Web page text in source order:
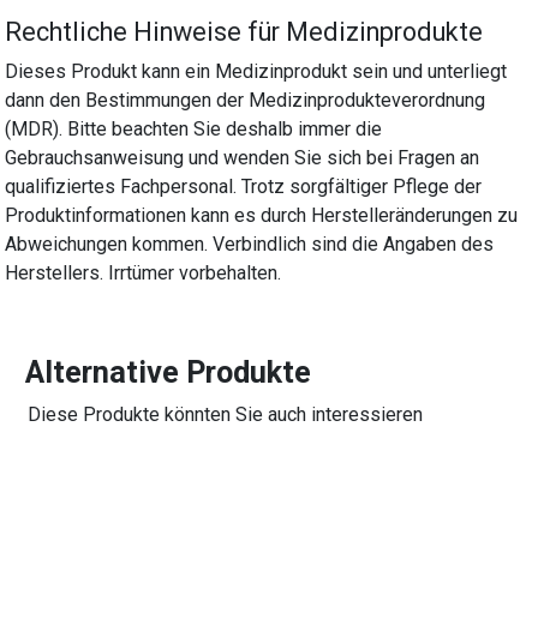
Rechtliche Hinweise für Medizinprodukte
Dieses Produkt kann ein Medizinprodukt sein und unterliegt
dann den Bestimmungen der Medizinprodukteverordnung
(MDR). Bitte beachten Sie deshalb immer die
Gebrauchsanweisung und wenden Sie sich bei Fragen an
qualifiziertes Fachpersonal. Trotz sorgfältiger Pflege der
Produktinformationen kann es durch Herstelleränderungen zu
Abweichungen kommen. Verbindlich sind die Angaben des
Herstellers. Irrtümer vorbehalten.
Alternative Produkte
Diese Produkte könnten Sie auch interessieren